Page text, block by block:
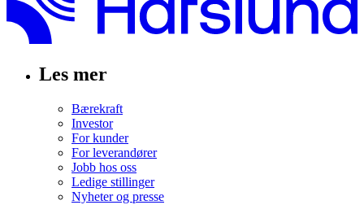
Les mer
Bærekraft
Investor
For kunder
For leverandører
Jobb hos oss
Ledige stillinger
Nyheter og presse